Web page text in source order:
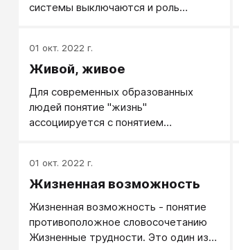
системы выключаются и роль
спинному мозгу.
01 окт. 2022 г.
Живой, живое
Для современных образованных
людей понятие "жизнь"
ассоциируется с понятием
понятием "биологической гибели".
Таким образом, слово "жизнь"
том что биология, согласно
Википедии, это система наук,
объектами которой являются живые
01 окт. 2022 г.
Жизненная возможность
Жизненная возможность - понятие
противоположное словосочетанию
Жизненные трудности. Это один из